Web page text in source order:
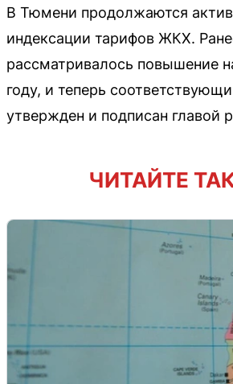
В Тюмени продолжаются
индексации тарифов ЖКХ.
рассматривалось повышение
году, и теперь
утвержден и подписан главой
ЧИТАЙТЕ